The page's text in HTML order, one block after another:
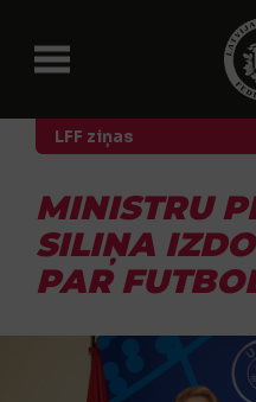
LFF ziņas
MINISTRU
SILIŅA
PAR